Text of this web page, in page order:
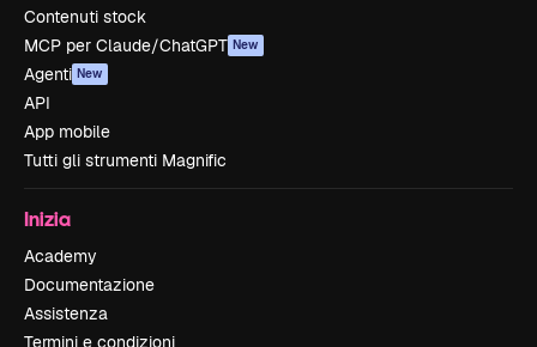
Contenuti stock
MCP per Claude/ChatGPT New
Agenti New
API
App mobile
Tutti gli strumenti Magnific
Inizia
Academy
Documentazione
Assistenza
Termini e condizioni